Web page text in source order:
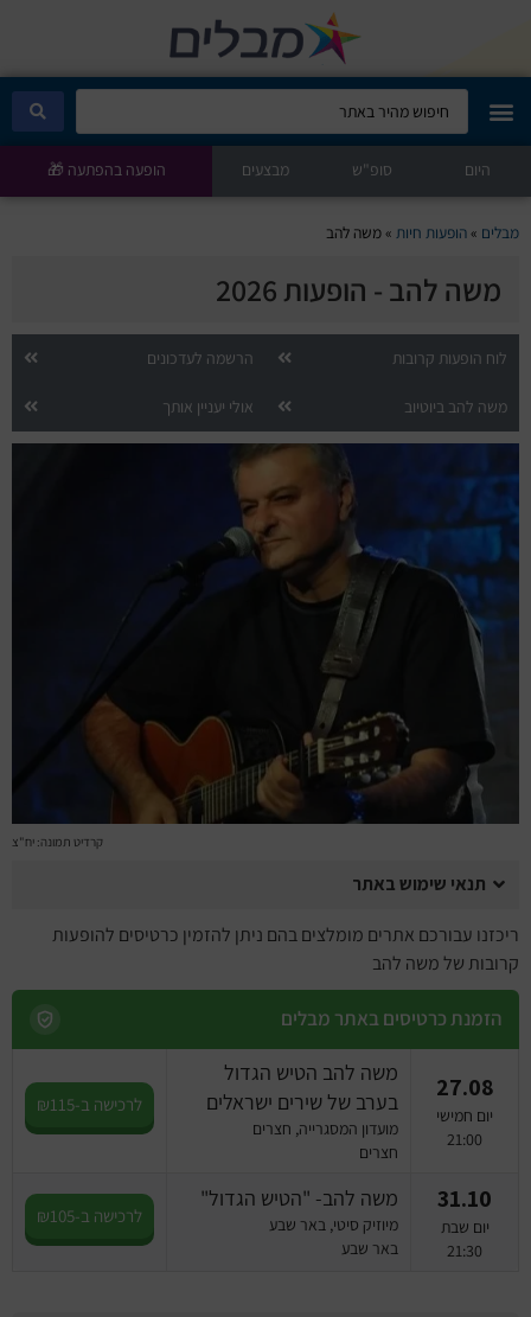
מבלים קלאב
הופעות היום
סטנדאפ
הצגות ילדים
הופעות חיות
הצגות תיאטרון
מחזות זמר
מחול ובלט
קונצרטים
הרצאות
סרטים
היום סופ"ש מבצעים הופעה בהפתעה 🎁
מבלים »הופעות חיות »משה להב
משה להב - הופעות 2026
לוח הופעות קרובות הרשמה לעדכונים
משה להב ביוטיוב אולי יעניין אותך
קרדיט תמונה: יח"צ
תנאי שימוש באתר
ריכזנו עבורכם אתרים מומלצים בהם ניתן להזמין כרטיסים להופעות
קרובות של משה להב
הזמנת כרטיסים באתר מבלים
27.08
יום חמישי
21:00
משה להב הטיש הגדול
בערב של שירים ישראלים
מועדון המסגרייה, חצרים
חצרים
לרכישה ב-₪115
31.10
יום שבת
21:30
משה להב- "הטיש הגדול"
מיוזיק סיטי, באר שבע
באר שבע
לרכישה ב-₪105